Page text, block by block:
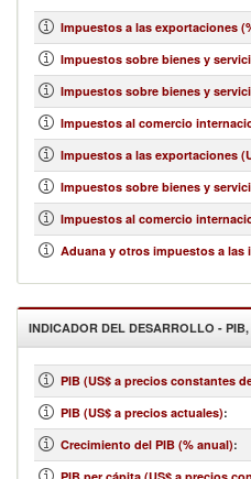
Impuestos a las exportaciones
Impuestos sobre bienes y
Impuestos sobre bienes y
Impuestos al comercio
Impuestos a las exportaciones
Impuestos sobre bienes y
Impuestos al comercio
Aduana y otros impuestos a
INDICADOR DEL DESARROLLO -
PIB (US$ a precios constantes
PIB (US$ a precios actuales):
Crecimiento del PIB (% anual):